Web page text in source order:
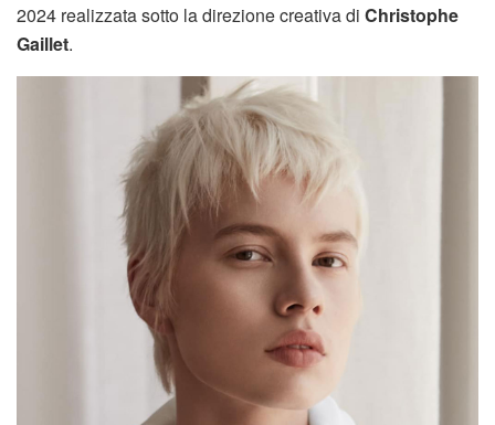
2024 realizzata sotto la direzione creativa di Christophe
Gaillet.